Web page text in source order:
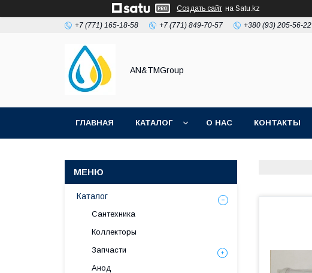
Создать сайт на Satu.kz
+7 (771) 165-18-58 +7 (771) 849-70-57 +380 (93) 205-56-22
AN&TMGroup
ГЛАВНАЯ КАТАЛОГ О НАС КОНТАКТЫ
Каталог
Сантехника
Коллекторы
Запчасти
Анод